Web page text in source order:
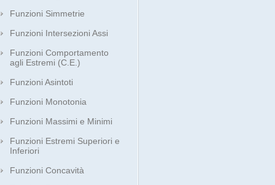
Funzioni Simmetrie
Funzioni Intersezioni Assi
Funzioni Comportamento
agli Estremi (C.E.)
Funzioni Asintoti
Funzioni Monotonia
Funzioni Massimi e Minimi
Funzioni Estremi Superiori e
Inferiori
Funzioni Concavità